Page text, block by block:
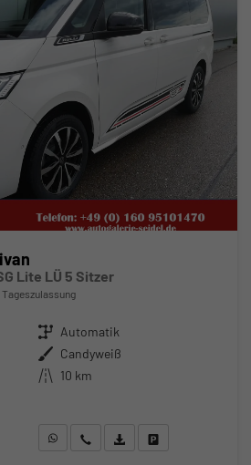
Lite LÜ 5 Sitzer
Getriebe Automatik
Außenfarbe Candyweiß
Kilometerstand 10 km
WhatsApp anfragen
Wir rufen Sie anFahrzeugexposé (PDF)